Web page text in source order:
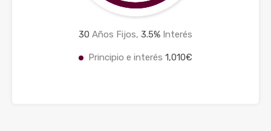
30 Años Fijos, 3.5% Interés
Principio e interés 1,010€